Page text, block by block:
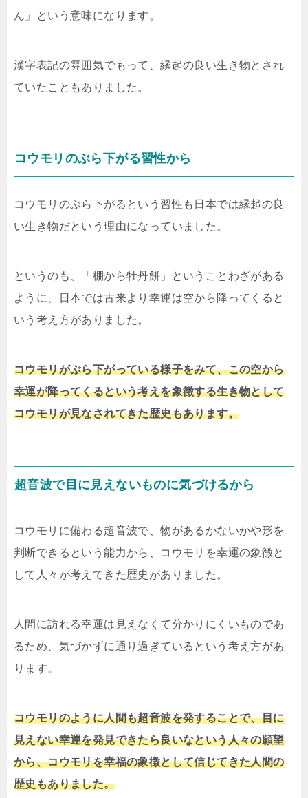
ん」という意味になります。
漢字表記の雰囲気でもって、縁起の良い生き物とされ
ていたこともありました。
コウモリのぶら下がる習性から
コウモリのぶら下がるという習性も日本では縁起の良
い生き物だという理由になっていました。
というのも、「棚から牡丹餅」ということわざがある
ように、日本では古来より幸運は空から降ってくると
いう考え方がありました。
コウモリがぶら下がっている様子をみて、この空から
幸運が降ってくるという考えを象徴する生き物として
コウモリが見なされてきた歴史もあります。
超音波で目に見えないものに気づけるから
コウモリに備わる超音波で、物があるかないかや形を
判断できるという能力から、コウモリを幸運の象徴と
して人々が考えてきた歴史がありました。
人間に訪れる幸運は見えなくて分かりにくいものであ
るため、気づかずに通り過ぎているという考え方があ
ります。
コウモリのように人間も超音波を発することで、目に
見えない幸運を発見できたら良いなという人々の願望
から、コウモリを幸福の象徴として信じてきた人間の
歴史もありました。